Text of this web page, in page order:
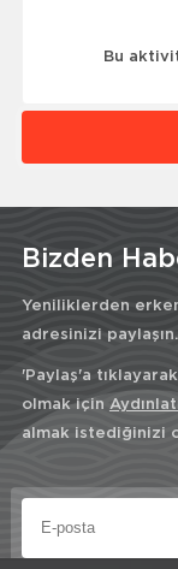
Bu
Bizden
Yeniliklerden
adresinizi paylaşın.
'Paylaş'a
olmak için
almak istediğinizi